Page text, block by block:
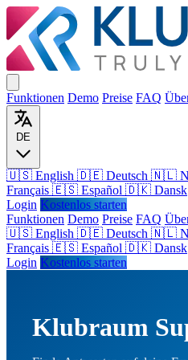
Funktionen Demo Preise FAQ
DE
🇺🇸 English 🇩🇪 Deutsch 🇳🇱
Français 🇪🇸 Español 🇩🇰 Dansk
Login Kostenlos starten
Funktionen Demo Preise FAQ
🇺🇸 English 🇩🇪 Deutsch 🇳🇱
Français 🇪🇸 Español 🇩🇰 Dansk
Login Kostenlos starten
Klubraum